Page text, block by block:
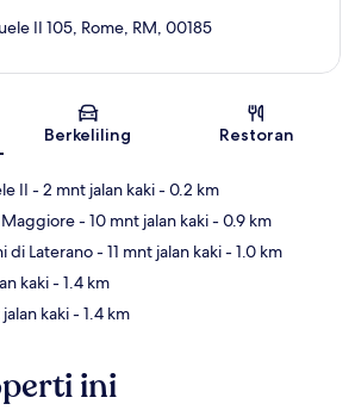
Peta
II 105, Rome, RM, 00185
Berkeliling Restoran
II - 2 mnt jalan kaki- 0.2 km
Maggiore- 10 mnt jalan kaki- 0.9 km
di Laterano- 11 mnt jalan kaki- 1.0 km
kaki- 1.4 km
kaki- 1.4 km
ini